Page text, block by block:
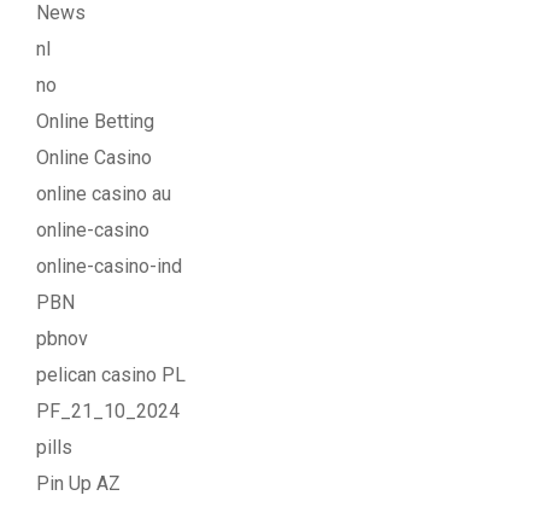
News
nl
no
Online Betting
Online Casino
online casino au
online-casino
online-casino-ind
PBN
pbnov
pelican casino PL
PF_21_10_2024
pills
Pin Up AZ